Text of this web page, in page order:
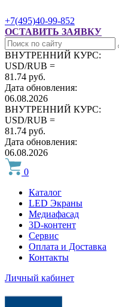
+7(495)40-99-852
ОСТАВИТЬ ЗАЯВКУ
ВНУТРЕННИЙ КУРС:
USD/RUB =
81.74 руб.
Дата обновления:
06.08.2026
ВНУТРЕННИЙ КУРС:
USD/RUB =
81.74 руб.
Дата обновления:
06.08.2026
0
Каталог
LED Экраны
Медиафасад
3D-контент
Сервис
Оплата и Доставка
Контакты
Личный кабинет